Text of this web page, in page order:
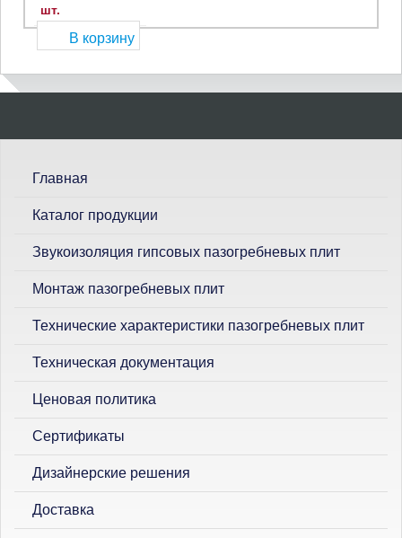
шт.
В корзину
Главная
Каталог продукции
Звукоизоляция гипсовых пазогребневых плит
Монтаж пазогребневых плит
Технические характеристики пазогребневых плит
Техническая документация
Ценовая политика
Сертификаты
Дизайнерские решения
Доставка